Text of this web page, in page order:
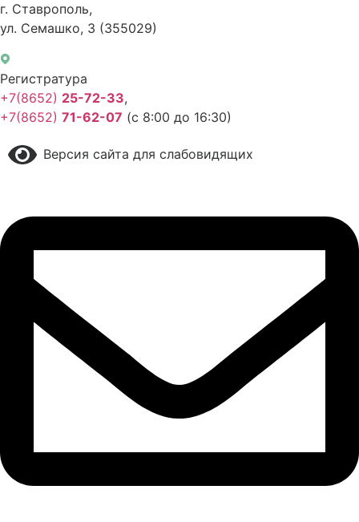
г. Ставрополь,
ул. Семашко, 3 (355029)
Регистратура
+7(8652) 25-72-33,
+7(8652) 71-62-07 (с 8:00 до 16:30)
Версия сайта для слабовидящих